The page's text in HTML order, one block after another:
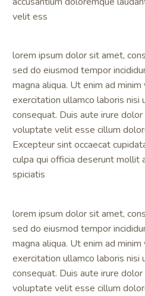
velit ess
lorem ipsum dolor sit amet,
sed do eiusmod tempor
magna aliqua. Ut enim ad
exercitation ullamco laboris nisi
consequat. Duis aute irure
voluptate velit esse cillum
Excepteur sint occaecat
culpa qui officia deserunt mollit
spiciatis
lorem ipsum dolor sit amet,
sed do eiusmod tempor
magna aliqua. Ut enim ad
exercitation ullamco laboris nisi
consequat. Duis aute irure
voluptate velit esse cillum